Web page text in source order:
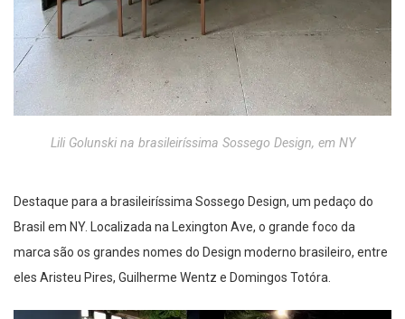
Lili Golunski na brasileiríssima Sossego Design, em NY
Destaque para a brasileiríssima Sossego Design, um pedaço do
Brasil em NY. Localizada na Lexington Ave, o grande foco da
marca são os grandes nomes do Design moderno brasileiro, entre
eles Aristeu Pires, Guilherme Wentz e Domingos Totóra.